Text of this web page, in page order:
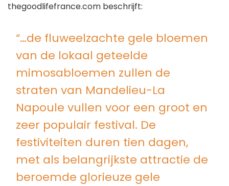
thegoodlifefrance.com beschrijft:
“…de fluweelzachte gele bloemen
van de lokaal geteelde
mimosabloemen zullen de
straten van Mandelieu-La
Napoule vullen voor een groot en
zeer populair festival. De
festiviteiten duren tien dagen,
met als belangrijkste attractie de
beroemde glorieuze gele